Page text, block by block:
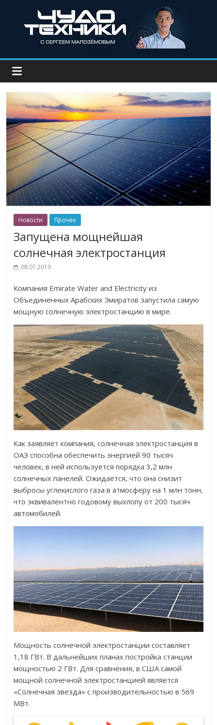
Новости Прочее
Запущена мощнейшая
солнечная электростанция
08.07.2019
Компания Emirate Water and Electricity из
Объединенных Арабских Эмиратов запустила самую
мощную солнечную электростанцию в мире.
Как заявляет компания, солнечная электростанция в
ОАЭ способна обеспечить энергией 90 тысяч
человек, в ней используется порядка 3,2 млн
солнечных панелей. Ожидается, что она снизит
выбросы углекислого газа в атмосферу на 1 млн тонн,
что эквивалентно годовому выхлопу от 200 тысяч
автомобилей.
Мощность солнечной электростанции составляет
1,18 ГВт. В дальнейших планах постройка станции
мощностью 2 ГВт. Для сравнения, в США самой
мощной солнечной электростанцией является
«Солнечная звезда» с производительностью в 569
МВт.